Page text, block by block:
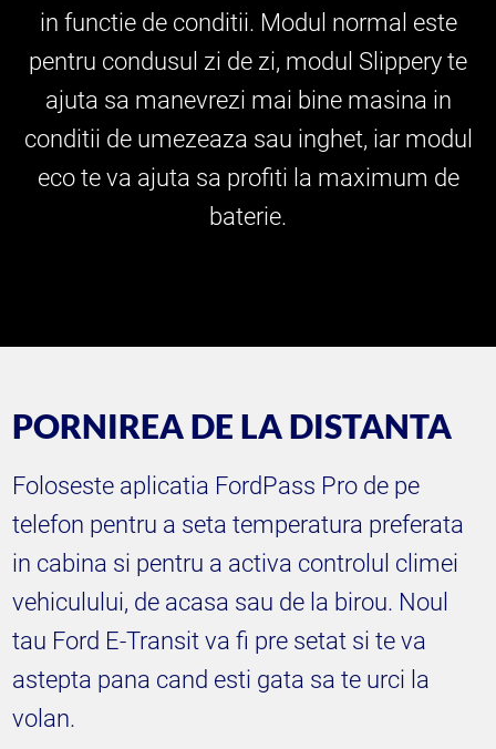
in functie de conditii. Modul normal este
pentru condusul zi de zi, modul Slippery te
ajuta sa manevrezi mai bine masina in
conditii de umezeaza sau inghet, iar modul
eco te va ajuta sa profiti la maximum de
baterie.
PORNIREA DE LA DISTANTA
Foloseste aplicatia FordPass Pro de pe
telefon pentru a seta temperatura preferata
in cabina si pentru a activa controlul climei
vehiculului, de acasa sau de la birou. Noul
tau Ford E-Transit va fi pre setat si te va
astepta pana cand esti gata sa te urci la
volan.